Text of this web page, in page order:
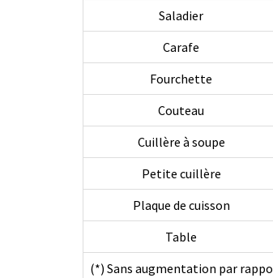
Saladier
Carafe
Fourchette
Couteau
Cuillère à soupe
Petite cuillère
Plaque de cuisson
Table
(*) Sans augmentation par